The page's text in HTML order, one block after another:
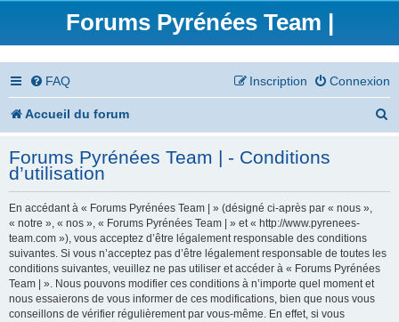
Forums Pyrénées Team |
FAQ Connexion
Inscription
Accueil du forum
h
Forums Pyrénées Team | - Conditions
d’utilisation
En accédant à « Forums Pyrénées Team | » (désigné ci-après par « nous »,
« notre », « nos », « Forums Pyrénées Team | » et « http://www.pyrenees-
team.com »), vous acceptez d’être légalement responsable des conditions
suivantes. Si vous n’acceptez pas d’être légalement responsable de toutes les
conditions suivantes, veuillez ne pas utiliser et accéder à « Forums Pyrénées
Team | ». Nous pouvons modifier ces conditions à n’importe quel moment et
nous essaierons de vous informer de ces modifications, bien que nous vous
conseillons de vérifier régulièrement par vous-même. En effet, si vous